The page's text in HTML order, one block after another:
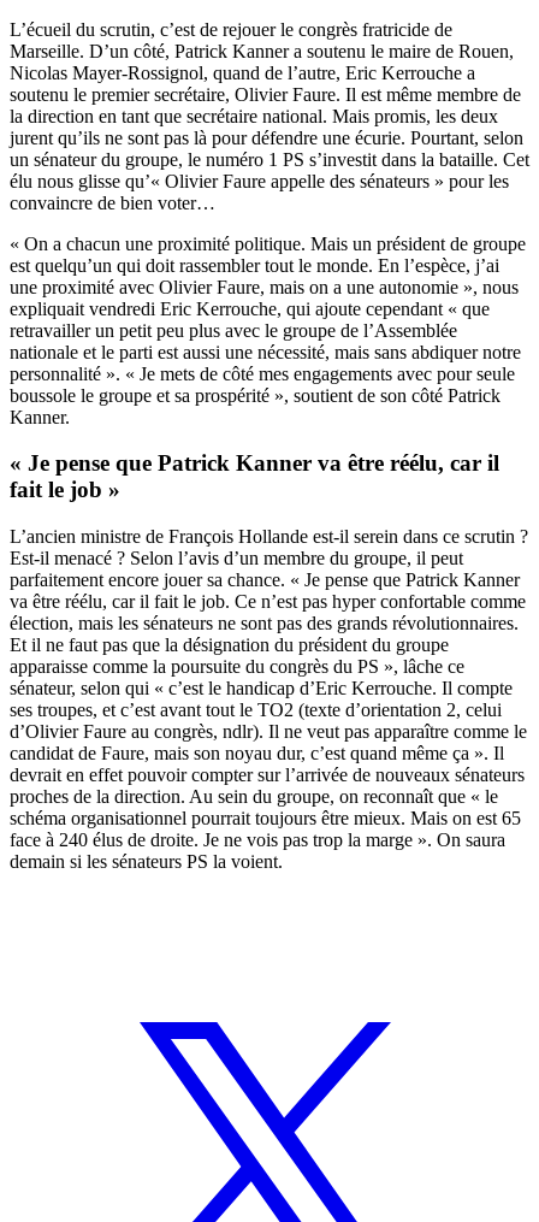
L’écueil du scrutin, c’est de rejouer le congrès fratricide de
Marseille. D’un côté, Patrick Kanner a soutenu le maire de Rouen,
Nicolas Mayer-Rossignol, quand de l’autre, Eric Kerrouche a
soutenu le premier secrétaire, Olivier Faure. Il est même membre de
la direction en tant que secrétaire national. Mais promis, les deux
jurent qu’ils ne sont pas là pour défendre une écurie. Pourtant, selon
un sénateur du groupe, le numéro 1 PS s’investit dans la bataille. Cet
élu nous glisse qu’« Olivier Faure appelle des sénateurs » pour les
convaincre de bien voter…
« On a chacun une proximité politique. Mais un président de groupe
est quelqu’un qui doit rassembler tout le monde. En l’espèce, j’ai
une proximité avec Olivier Faure, mais on a une autonomie », nous
expliquait vendredi Eric Kerrouche, qui ajoute cependant « que
retravailler un petit peu plus avec le groupe de l’Assemblée
nationale et le parti est aussi une nécessité, mais sans abdiquer notre
personnalité ». « Je mets de côté mes engagements avec pour seule
boussole le groupe et sa prospérité », soutient de son côté Patrick
Kanner.
« Je pense que Patrick Kanner va être réélu, car il
fait le job »
L’ancien ministre de François Hollande est-il serein dans ce scrutin ?
Est-il menacé ? Selon l’avis d’un membre du groupe, il peut
parfaitement encore jouer sa chance. « Je pense que Patrick Kanner
va être réélu, car il fait le job. Ce n’est pas hyper confortable comme
élection, mais les sénateurs ne sont pas des grands révolutionnaires.
Et il ne faut pas que la désignation du président du groupe
apparaisse comme la poursuite du congrès du PS », lâche ce
sénateur, selon qui « c’est le handicap d’Eric Kerrouche. Il compte
ses troupes, et c’est avant tout le TO2 (texte d’orientation 2, celui
d’Olivier Faure au congrès, ndlr). Il ne veut pas apparaître comme le
candidat de Faure, mais son noyau dur, c’est quand même ça ». Il
devrait en effet pouvoir compter sur l’arrivée de nouveaux sénateurs
proches de la direction. Au sein du groupe, on reconnaît que « le
schéma organisationnel pourrait toujours être mieux. Mais on est 65
face à 240 élus de droite. Je ne vois pas trop la marge ». On saura
demain si les sénateurs PS la voient.